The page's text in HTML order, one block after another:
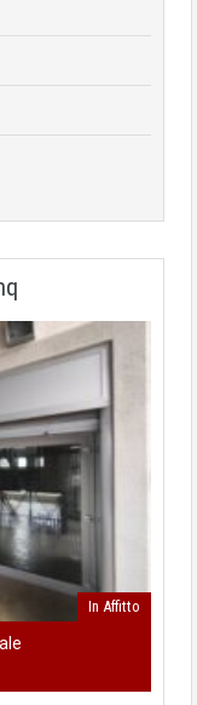
In Affitto